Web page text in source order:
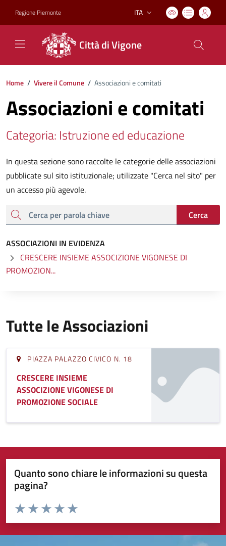
Regione Piemonte Lingua attiva:
ITA
Città di Vigone
Home / Vivere il Comune / Associazioni e comitati
Associazioni e comitati
Categoria: Istruzione ed educazione
In questa sezione sono raccolte le categorie delle associazioni
pubblicate sul sito istituzionale; utilizzate "Cerca nel sito" per
un accesso più agevole.
cerca
Cerca
ASSOCIAZIONI IN EVIDENZA
CRESCERE INSIEME ASSOCIZIONE VIGONESE DI
PROMOZION...
Tutte le Associazioni
PIAZZA PALAZZO CIVICO N. 18
CRESCERE INSIEME
ASSOCIZIONE VIGONESE DI
PROMOZIONE SOCIALE
Quanto sono chiare le informazioni su questa
pagina?
Valuta da 1 a 5 stelle la pagina
Valuta 5 stelle su 5
Valuta 4 stelle su 5
Valuta 3 stelle su 5
Valuta 2 stelle su 5
Valuta 1 stelle su 5